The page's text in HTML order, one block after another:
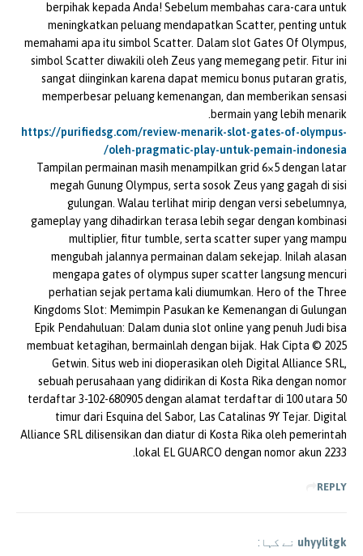
berpihak kepada Anda! Sebelum membahas cara-cara untuk
meningkatkan peluang mendapatkan Scatter, penting untuk
memahami apa itu simbol Scatter. Dalam slot Gates Of Olympus,
simbol Scatter diwakili oleh Zeus yang memegang petir. Fitur ini
sangat diinginkan karena dapat memicu bonus putaran gratis,
memperbesar peluang kemenangan, dan memberikan sensasi
bermain yang lebih menarik.
https://purifiedsg.com/review-menarik-slot-gates-of-olympus-
oleh-pragmatic-play-untuk-pemain-indonesia/
Tampilan permainan masih menampilkan grid 6×5 dengan latar
megah Gunung Olympus, serta sosok Zeus yang gagah di sisi
gulungan. Walau terlihat mirip dengan versi sebelumnya,
gameplay yang dihadirkan terasa lebih segar dengan kombinasi
multiplier, fitur tumble, serta scatter super yang mampu
mengubah jalannya permainan dalam sekejap. Inilah alasan
mengapa gates of olympus super scatter langsung mencuri
perhatian sejak pertama kali diumumkan. Hero of the Three
Kingdoms Slot: Memimpin Pasukan ke Kemenangan di Gulungan
Epik Pendahuluan: Dalam dunia slot online yang penuh Judi bisa
membuat ketagihan, bermainlah dengan bijak. Hak Cipta © 2025
Getwin. Situs web ini dioperasikan oleh Digital Alliance SRL,
sebuah perusahaan yang didirikan di Kosta Rika dengan nomor
terdaftar 3-102-680905 dengan alamat terdaftar di 100 utara 50
timur dari Esquina del Sabor, Las Catalinas 9Y Tejar. Digital
Alliance SRL dilisensikan dan diatur di Kosta Rika oleh pemerintah
lokal EL GUARCO dengan nomor akun 2233.
REPLY
uhyylitgk نے کہا: